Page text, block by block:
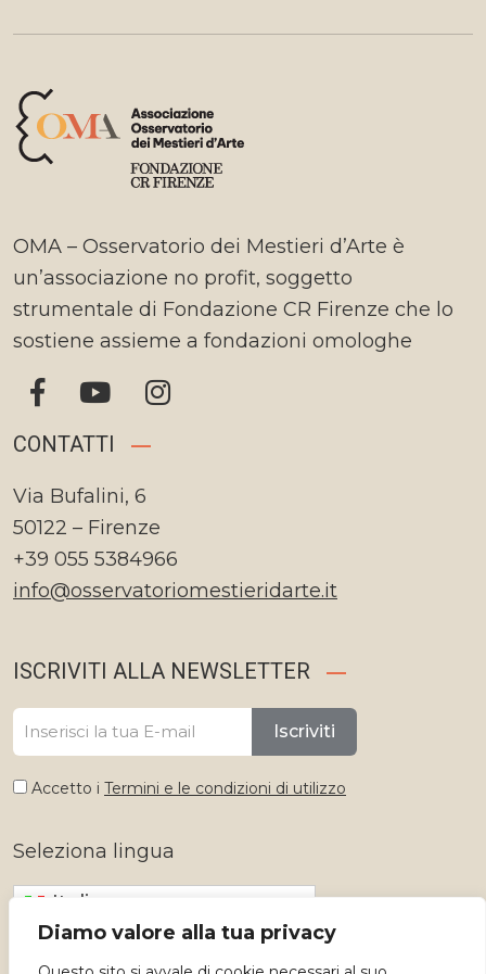
Diamo valore alla tua privacy
OMA – Osservatorio dei Mestieri d’Arte è
un’associazione no profit, soggetto
strumentale di Fondazione CR Firenze che lo
sostiene assieme a fondazioni omologhe
CONTATTI
Via Bufalini, 6
50122 – Firenze
+39 055 5384966
info@osservatoriomestieridarte.it
ISCRIVITI ALLA NEWSLETTER
Iscriviti
Accetto i Termini e le condizioni di utilizzo
Seleziona lingua
Italiano